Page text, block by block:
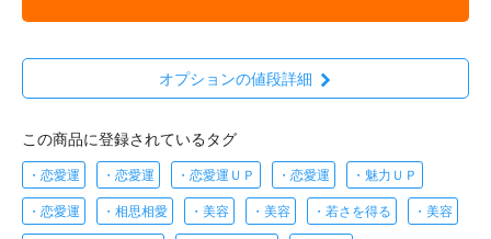
オプションの値段詳細
この商品に登録されているタグ
・恋愛運 ・恋愛運 ・恋愛運ＵＰ ・恋愛運 ・魅力ＵＰ
・恋愛運 ・相思相愛 ・美容 ・美容 ・若さを得る ・美容